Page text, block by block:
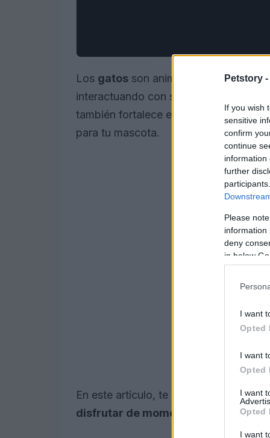
Petstory -
If you wish
sensitive
confirm
continue
information
further
Please
information
deny
in below
I want
Opted
I want
Opted
I want
Opted
I want
Los gatos son animales juguetones
interactuando con sus dueños. Jugar
también fortalece el vínculo entre
para tu mascota.
En este artículo, te presentaremos los
disfrutar de momentos de diversión